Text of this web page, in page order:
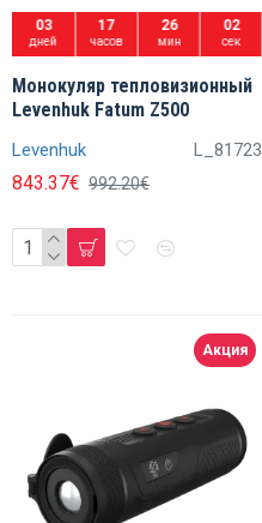
03
дней
17
часов
26
мин
01
сек
Levenhuk L_81723
Монокуляр тепловизионный
Levenhuk Fatum Z500
843.37€ 992.20€
Акция